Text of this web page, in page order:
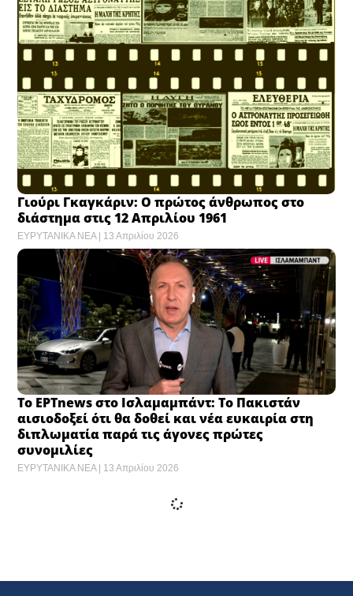
Γιούρι Γκαγκάριν: Ο πρώτος άνθρωπος στο
διάστημα στις 12 Απριλίου 1961 ​
ΕΥΡΥΤΑΝΙΚΑ ΝΕΑ 13 Απριλίου 2026
Το ΕΡΤnews στο Ισλαμαμπάντ: Το Πακιστάν
αισιοδοξεί ότι θα δοθεί και νέα ευκαιρία στη
διπλωματία παρά τις άγονες πρώτες
συνομιλίες ​
ΕΥΡΥΤΑΝΙΚΑ ΝΕΑ 13 Απριλίου 2026
Τραμπ να αποκλείσει τα Στενά του Ορμούζ ​